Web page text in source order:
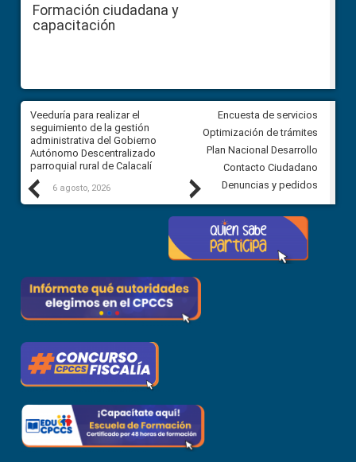
Formación ciudadana y
capacitación
Previous
Veeduría para realizar el
seguimiento de la gestión
administrativa del Gobierno
Autónomo Descentralizado
parroquial rural de Calacalí
6 agosto, 2026
Veeduría para vigilar los
derivados de la Audiencia
comunidad Urbina, parroquia
Carolina
5 agosto, 2026
Next
Encuesta de servicios
Optimización de trámites
Plan Nacional Desarrollo
Contacto Ciudadano
Denuncias y pedidos